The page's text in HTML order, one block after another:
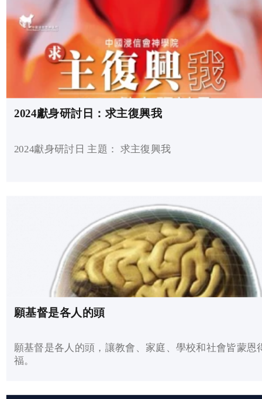
2024獻身研討日：求主復興我
2024獻身研討日 主題： 求主復興我
願基督是各人的頭
願基督是各人的頭，讓教會、家庭、學校和社會皆蒙恩
福。